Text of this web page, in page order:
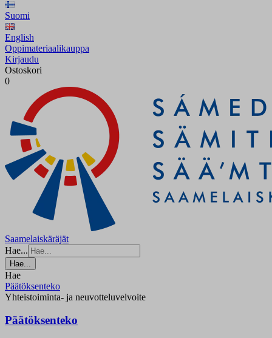
Suomi
English
Oppimateriaalikauppa
Kirjaudu
Ostoskori
0
Saamelaiskäräjät
Hae...
Hae...
Hae
Päätöksenteko
Yhteistoiminta- ja neuvotteluvelvoite
Päätöksenteko